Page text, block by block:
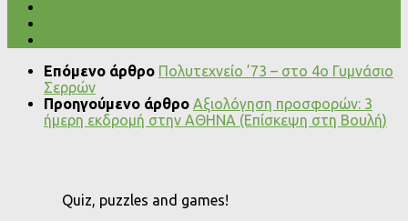
Επόμενο άρθρο Πολυτεχνείο ’73 – στο 4ο Γυμνάσιο
Σερρών
Προηγούμενο άρθρο Αξιολόγηση προσφορών: 3
ήμερη εκδρομή στην ΑΘΗΝΑ (Επίσκεψη στη Βουλή)
Quiz, puzzles and games!